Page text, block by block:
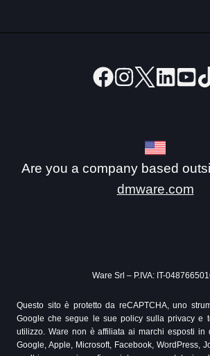
Are you a company based
dmware.com
Ware Srl – P.IVA: IT-
Questo sito è protetto da reCAPTCHA, uno
Google che segue le sue policy sulla privacy e
utilizzo. Ware non è affiliata ai marchi esposti in
Google, Apple, Microsoft, Facebook, WordPress,